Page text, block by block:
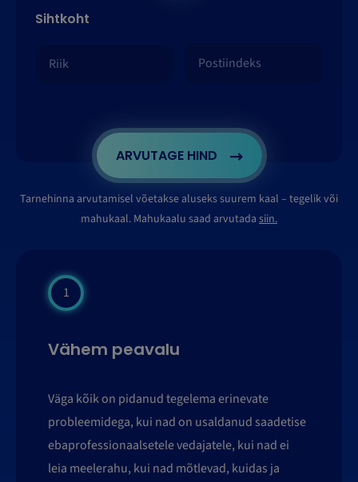
Sihtkoht
ARVUTAGE HIND
Tarnehinna arvutamisel võetakse aluseks suurem kaal – tegelik või
mahukaal. Mahukaalu saad arvutada siin.
1
Vähem peavalu
Väga kõik on pidanud tegelema erinevate
probleemidega, kui nad on usaldanud saadetise
ebaprofessionaalsetele vedajatele, kui nad ei
leia meelerahu, kui nad mõtlevad, kuidas ja